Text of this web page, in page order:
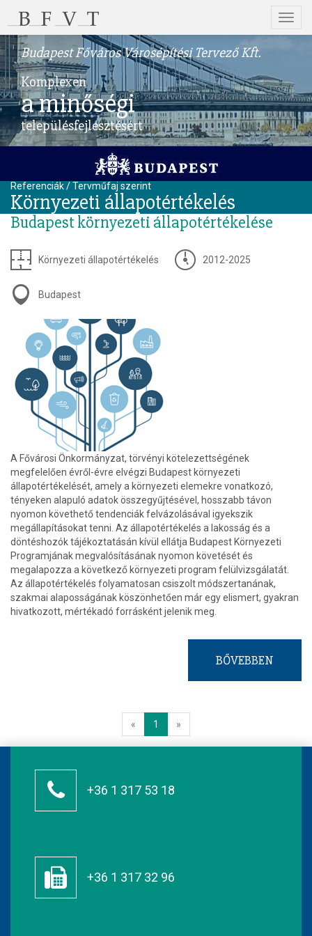
Budapest Főváros Városépítési Tervező Kft.
Komplexen
a minőségi
településfejlesztésért
Menü
Referenciák / Tervműfaj szerint
Környezeti állapotértékelés
Budapest környezeti állapotértékelése
Környezeti állapotértékelés 2012-2025
Budapest
A Fővárosi Önkormányzat, törvényi kötelezettségének
megfelelően évről-évre elvégzi Budapest környezeti
állapotértékelését, amely a környezeti elemekre vonatkozó,
tényeken alapuló adatok összegyűjtésével, hosszabb távon
nyomon követhető tendenciák felvázolásával igyekszik
megállapításokat tenni. Az állapotértékelés a lakosság és a
döntéshozók tájékoztatásán kívül ellátja Budapest Környezeti
Programjának megvalósításának nyomon követését és
megalapozza a következő környezeti program felülvizsgálatát.
Az állapotértékelés folyamatosan csiszolt módszertanának,
szakmai alaposságának köszönhetően már egy elismert, gyakran
hivatkozott, mértékadó forrásként jelenik meg.
BŐVEBBEN
« 1 »
+36 1 317 53 18
+36 1 317 32 96